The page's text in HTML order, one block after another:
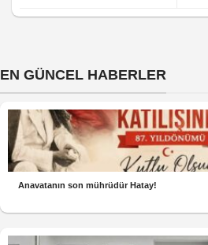
EN GÜNCEL HABERLER
Anavatanın son mührüdür Hatay!